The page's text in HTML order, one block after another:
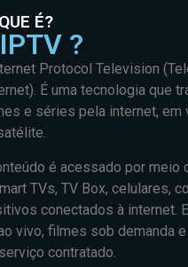
É?
?
Protocol Television
É uma tecnologia que
e séries pela internet, em
é acessado por meio
TVs, TV Box, celulares,
conectados à internet.
vivo, filmes sob demanda
contratado.